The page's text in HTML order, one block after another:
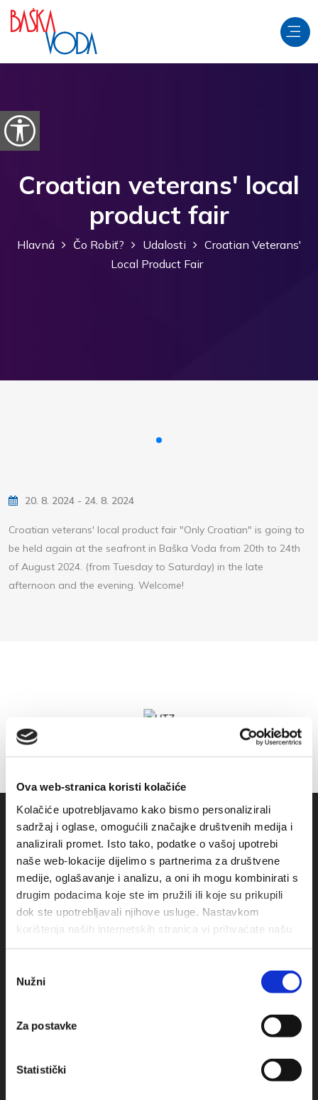
Ova web-stranica koristi kolačiće
Kolačiće upotrebljavamo kako bismo personalizirali
sadržaj i oglase, omogućili značajke društvenih medija i
analizirali promet. Isto tako, podatke o vašoj upotrebi
naše web-lokacije dijelimo s partnerima za društvene
medije, oglašavanje i analizu, a oni ih mogu kombinirati s
drugim podacima koje ste im pružili ili koje su prikupili
dok ste upotrebljavali njihove usluge. Nastavkom
korištenja naših internetskih stranica vi prihvaćate našu
pristanka
Nužni
Za postavke
Statistički
Preskočiť na obsah
Otvorte možnosti dostupnosti
Croatian veterans' local
product fair
Hlavná Čo Robiť? Udalosti
Croatian Veterans'
Local Product Fair
20. 8. 2024 - 24. 8. 2024
Croatian veterans' local product fair "Only Croatian" is going to
be held again at the seafront in Baška Voda from 20th to 24th
of August 2024. (from Tuesday to Saturday) in the late
afternoon and the evening. Welcome!
info@baskavoda.hr